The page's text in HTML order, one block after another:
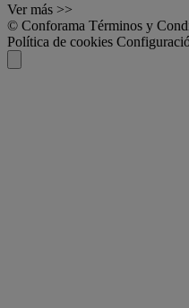
Ver más >>
© Conforama Términos y
Política de cookies